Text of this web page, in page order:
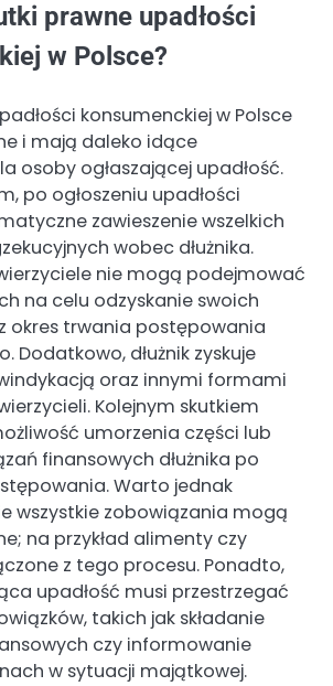
prawne upadłości
w Polsce?
konsumenckiej w Polsce
i mają daleko idące
osoby ogłaszającej upadłość.
po ogłoszeniu upadłości
zawieszenie wszelkich
wobec dłużnika.
nie mogą podejmować
na celu odzyskanie swoich
okres trwania postępowania
Dodatkowo, dłużnik zyskuje
oraz innymi formami
Kolejnym skutkiem
umorzenia części lub
finansowych dłużnika po
Warto jednak
wszystkie zobowiązania mogą
na przykład alimenty czy
z tego procesu. Ponadto,
upadłość musi przestrzegać
takich jak składanie
czy informowanie
w sytuacji majątkowej.